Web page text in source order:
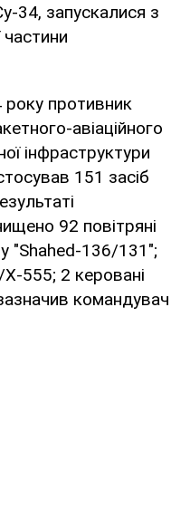
34, запускалися з
року противник
авіаційного
інфраструктури
151 засіб
92 повітряні
"Shahed-136/131";
555; 2 керовані
командувач